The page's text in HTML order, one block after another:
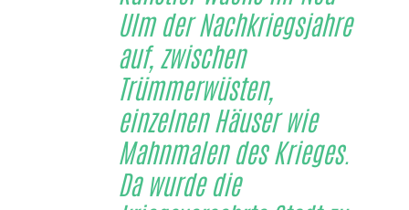
Ulm der Nachkriegsjahre
auf, zwischen
Trümmerwüsten,
einzelnen Häuser wie
Mahnmalen des Krieges.
Da wurde die